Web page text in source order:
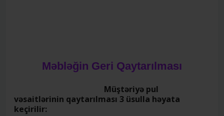
Məbləğin Geri Qaytarılması
Müştəriyə pul
vəsaitlərinin qaytarılması 3 üsulla həyata
keçirilir: